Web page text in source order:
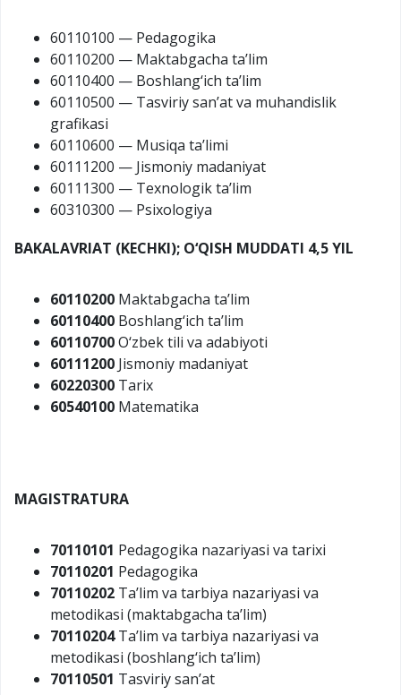
60110100 — Pedagogika
60110200 — Maktabgacha ta’lim
60110400 — Boshlang‘ich ta’lim
60110500 — Tasviriy san’at va muhandislik
grafikasi
60110600 — Musiqa ta’limi
60111200 — Jismoniy madaniyat
60111300 — Texnologik ta’lim
60310300 — Psixologiya
BAKALAVRIAT (KECHKI); O‘QISH MUDDATI 4,5 YIL
60110200 Maktabgacha ta’lim
60110400 Boshlang‘ich ta’lim
60110700O‘zbek tili va adabiyoti
60111200 Jismoniy madaniyat
60220300 Tarix
60540100 Matematika
MAGISTRATURA
70110101 Pedagogika nazariyasi va tarixi
70110201 Pedagogika
70110202 Ta’lim va tarbiya nazariyasi va
metodikasi (maktabgacha ta’lim)
70110204Ta’lim va tarbiya nazariyasi va
metodikasi (boshlang‘ich ta’lim)
70110501 Tasviriy san’at